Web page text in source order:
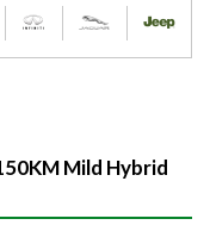
Mild Hybrid